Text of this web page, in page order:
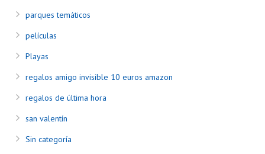
parques temáticos
películas
Playas
regalos amigo invisible 10 euros amazon
regalos de última hora
san valentín
Sin categoría